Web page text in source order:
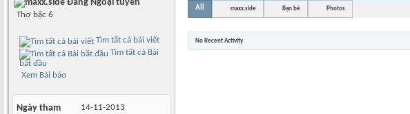
Thợ bậc 6
Tìm tất cả bài viết
Tìm tất cả Bài
bắt đầu
Xem Bài báo
Ngày tham
14-11-2013
All maxx.side Bạn bè Photos
No Recent Activity